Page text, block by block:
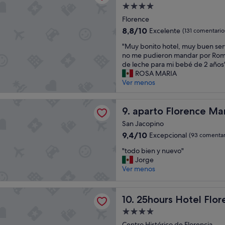
e
t
r
p
e
r
s
a
s
.
E
l
p
e
o
n
a
l
Alojamiento
de
4.0 estrellas
Florence
8.8
10,
Excelente,
(131 comentarios)
8,8/10 Excelente (131
"
M
u
b
i
o
h
t
e
u
y
"Muy bonito hotel, muy buen
no me pudieron mandar por
de leche para mi bebé de 2
ROSA MARIA
Ver menos
9. aparto Florence
aparto Florence Manifattura
San Jacopino
9.4
10,
Excepcional,
(93 comentarios)
9,4/10 Excepcional (93
"
o
b
e
n
"todo bien y nuevo"
Jorge
Ver menos
10. 25hours Hotel
25hours Hotel Florence
Alojamiento
de